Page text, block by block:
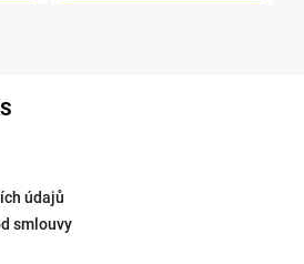
údajů
smlouvy